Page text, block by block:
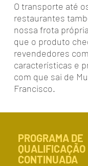
O transporte até
restaurantes
nossa frota
que o produto
revendedores
características e
com que sai de
Francisco.
PROGRAMA DE
QUALIFICAÇÃO
CONTINUADA